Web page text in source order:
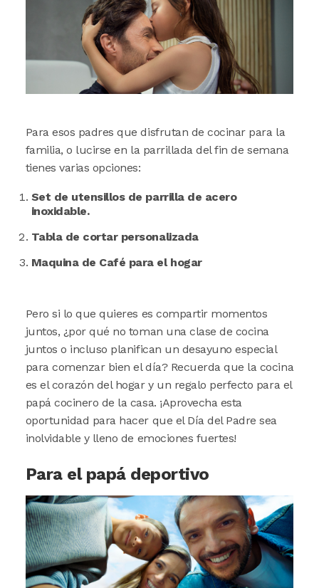
Para esos padres que disfrutan de cocinar para la
familia, o lucirse en la parrillada del fin de semana
tienes varias opciones:
Set de utensillos de parrilla de acero
inoxidable.
Tabla de cortar personalizada
Maquina de Café para el hogar
Pero si lo que quieres es compartir momentos
juntos, ¿por qué no toman una clase de cocina
juntos o incluso planifican un desayuno especial
para comenzar bien el día? Recuerda que la cocina
es el corazón del hogar y un regalo perfecto para el
papá cocinero de la casa. ¡Aprovecha esta
oportunidad para hacer que el Día del Padre sea
inolvidable y lleno de emociones fuertes!
Para el papá deportivo
Image